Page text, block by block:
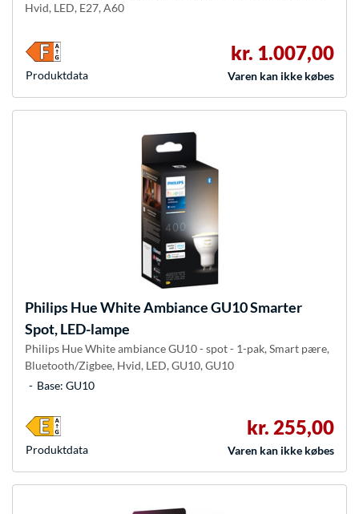
Hvid, LED, E27, A60
kr. 1.007,00
Varen kan ikke købes
Produkt­data
Philips HueWhite Ambiance GU10 Smarter
Spot, LED-lampe
Philips Hue White ambiance GU10 - spot - 1-pak, Smart pære,
Bluetooth/Zigbee, Hvid, LED, GU10, GU10
Base: GU10
kr. 255,00
Varen kan ikke købes
Produkt­data